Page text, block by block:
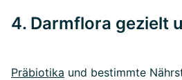
4. Darmflora gezielt
Präbiotika und bestimmte